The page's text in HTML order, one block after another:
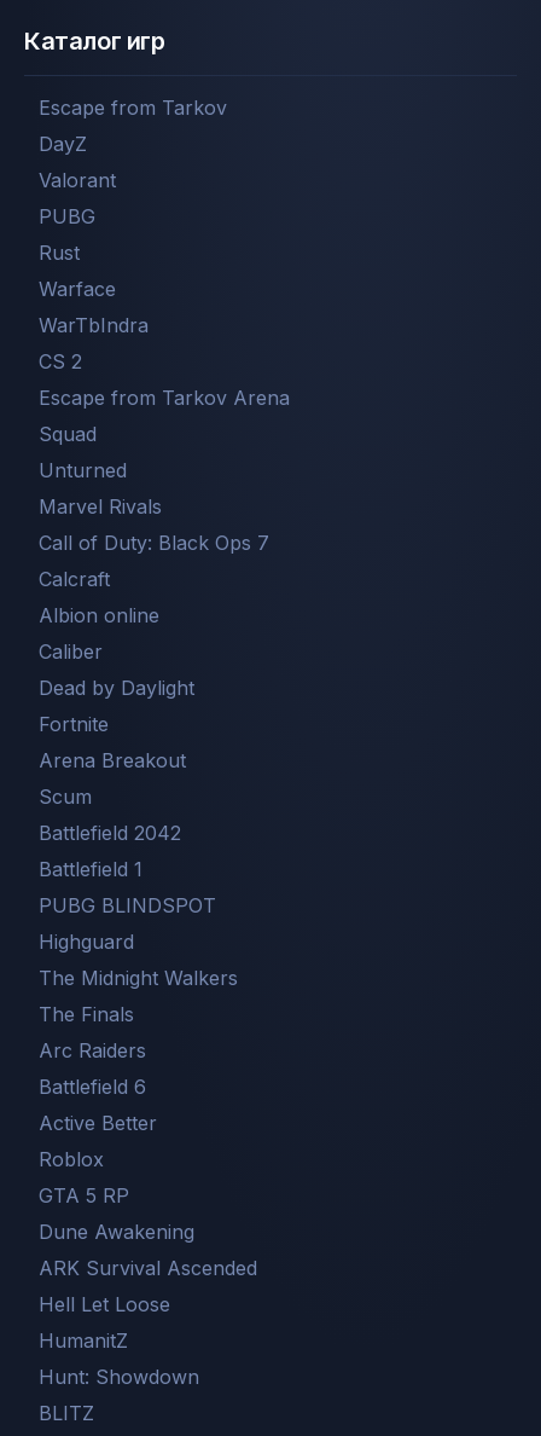
Каталог игр
Escape from Tarkov
DayZ
Valorant
PUBG
Rust
Warface
WarTbIndra
CS 2
Escape from Tarkov Arena
Squad
Unturned
Marvel Rivals
Call of Duty: Black Ops 7
Сalcraft
Albion online
Caliber
Dead by Daylight
Fortnite
Arena Breakout
Scum
Battlefield 2042
Battlefield 1
PUBG BLINDSPOT
Highguard
The Midnight Walkers
The Finals
Arc Raiders
Battlefield 6
Active Better
Roblox
GTA 5 RP
Dune Awakening
ARK Survival Ascended
Hell Let Loose
HumanitZ
Hunt: Showdown
BLITZ